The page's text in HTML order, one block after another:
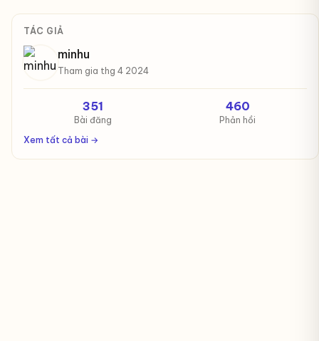
TÁC GIẢ
minhu
Tham gia thg 4 2024
351
Bài đăng
460
Phản hồi
Xem tất cả bài →